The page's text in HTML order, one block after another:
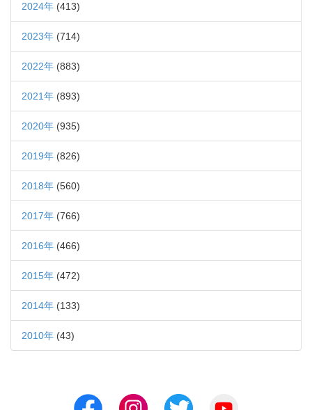
2024年 (413)
2023年 (714)
2022年 (883)
2021年 (893)
2020年 (935)
2019年 (826)
2018年 (560)
2017年 (766)
2016年 (466)
2015年 (472)
2014年 (133)
2010年 (43)